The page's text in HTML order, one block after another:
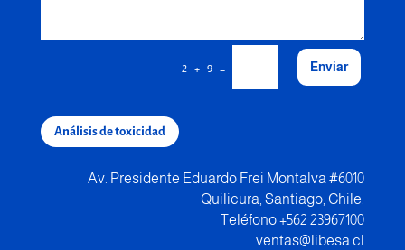
2 + 9 = Enviar
Análisis de toxicidad
Av. Presidente Eduardo Frei Montalva #6010
Quilicura, Santiago, Chile.
Teléfono +562 23967100
ventas@libesa.cl